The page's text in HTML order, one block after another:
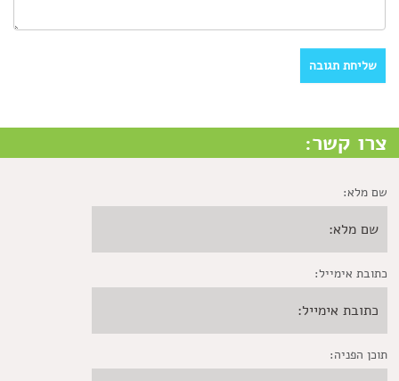
צרו קשר:
שם מלא:
כתובת אימייל:
תוכן הפניה: